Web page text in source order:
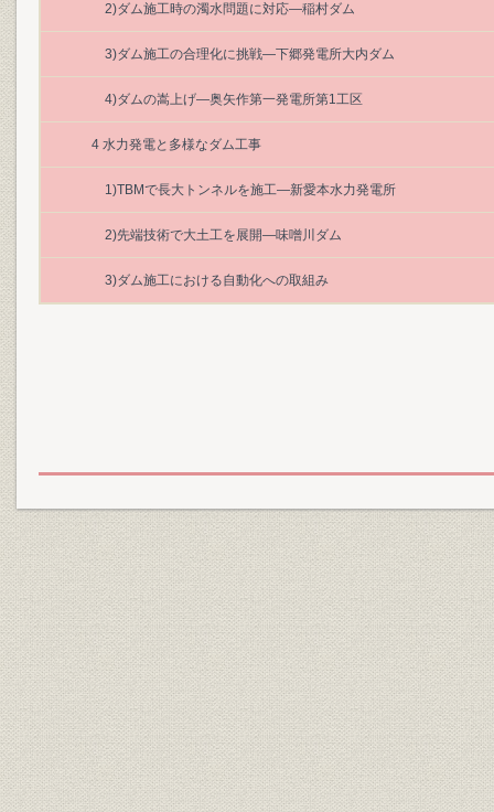
2)ダム施工時の濁水問題に対応―稲村ダム
3)ダム施工の合理化に挑戦―下郷発電所大内ダム
4)ダムの嵩上げ―奥矢作第一発電所第1工区
4 水力発電と多様なダム工事
1)TBMで長大トンネルを施工―新愛本水力発電所
2)先端技術で大土工を展開―味噌川ダム
3)ダム施工における自動化への取組み